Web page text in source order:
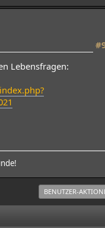
Lebensfragen:
BENUTZER-